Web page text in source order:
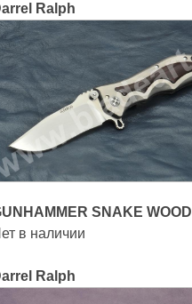
Ralph
SNAKE WOOD
в наличии
Ralph